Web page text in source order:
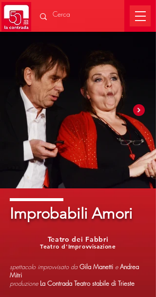
Improbabili Amori
Teatro d'Improvvisazione
Teatro dei Fabbri
spettacolo improvvisato da Gila Manetti e Andrea
Mitri
produzione La Contrada Teatro stabile di Trieste